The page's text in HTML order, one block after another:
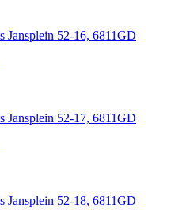
Jansplein 52-16, 6811GD
Jansplein 52-17, 6811GD
Jansplein 52-18, 6811GD